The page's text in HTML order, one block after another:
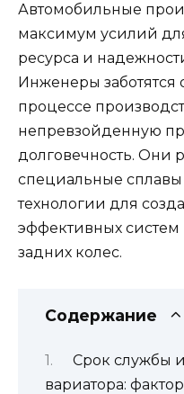
Автомобильные
максимум усилий
ресурса и
Инженеры заботятся
процессе
непревзойденную
долговечность. Они
специальные
технологии для
эффективных
задних колес.
Содержание
Срок службы
вариатора: